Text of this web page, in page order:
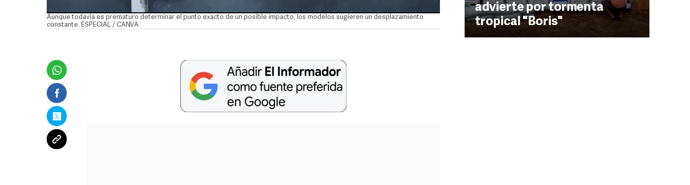
advierte por tormenta
tropical "Boris"
Aunque todavía es prematuro determinar el punto exacto de un posible impacto, los modelos sugieren un desplazamiento
constante. ESPECIAL / CANVA